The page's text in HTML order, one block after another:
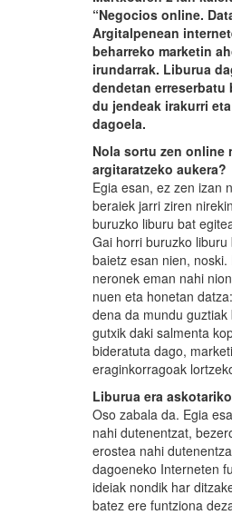
“Negocios online.
Argitalpenean
beharreko marketin
irundarrak. Liburua
dendetan erreserbatu
du jendeak irakurri
dagoela.
Nola sortu zen
argitaratzeko aukera?
Egia esan, ez zen izan
beraiek jarri ziren
buruzko liburu bat
Gai horri buruzko
baietz esan nien,
neronek eman nahi
nuen eta honetan
dena da mundu
gutxik daki salmenta
bideratuta dago,
eraginkorragoak
Liburua era
Oso zabala da. Egia
nahi dutenentzat,
erostea nahi
dagoeneko Interneten
ideiak nondik har
batez ere funtziona